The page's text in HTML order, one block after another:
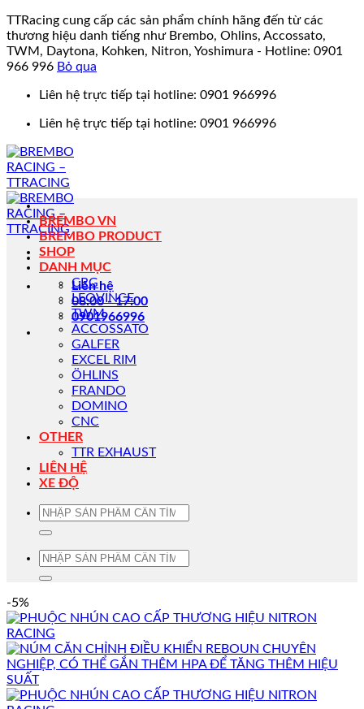
TTRacing cung cấp các sản phẩm chính hãng đến từ các
thương hiệu danh tiếng như Brembo, Ohlins, Accossato,
TWM, Daytona, Kohken, Nitron, Yoshimura - Hotline: 0901
966 996 Bỏ qua
Liên hệ trực tiếp tại hotline: 0901 966996
Liên hệ trực tiếp tại hotline: 0901 966996
Liên hệ
08:00 - 17:00
0901966996
BREMBO VN
BREMBO PRODUCT
SHOP
DANH MỤC
CRG
LEOVINCE
TWM
ACCOSSATO
GALFER
EXCEL RIM
ÖHLINS
FRANDO
DOMINO
CNC
OTHER
TTR EXHAUST
LIÊN HỆ
XE ĐỘ
Tìm
Tìm
-5%